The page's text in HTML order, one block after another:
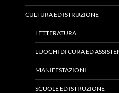
CULTURA ED ISTRUZIONE
LETTERATURA
LUOGHI DI CURA ED
MANIFESTAZIONI
SCUOLE ED ISTRUZIONE